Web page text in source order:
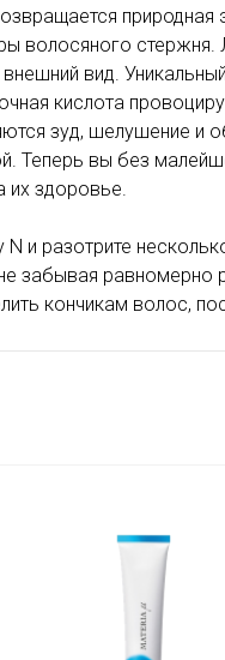
природная
волосяного
вид.
кислота
зуд, шелушение и
Теперь вы без
их здоровье.
и разотрите
забывая равномерно
кончикам волос,